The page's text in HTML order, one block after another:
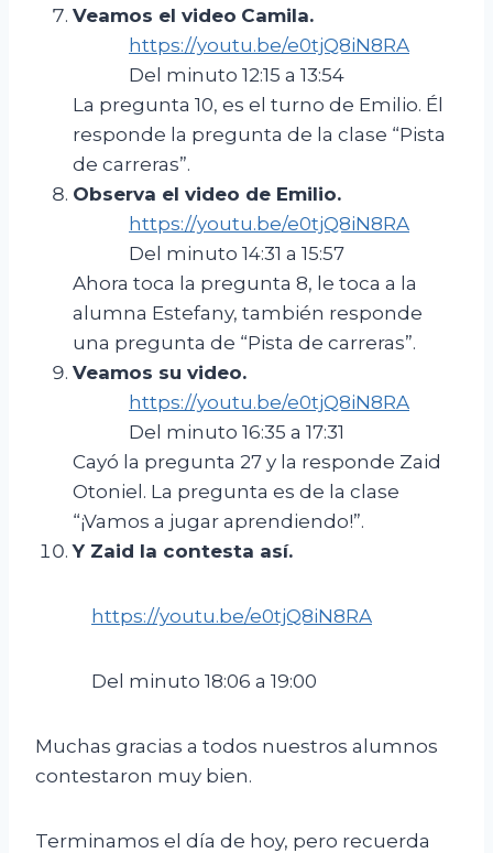
Veamos el video Camila.
https://youtu.be/e0tjQ8iN8RA
Del minuto 12:15 a 13:54
La pregunta 10, es el turno de Emilio. Él
responde la pregunta de la clase “Pista
de carreras”.
Observa el video de Emilio.
https://youtu.be/e0tjQ8iN8RA
Del minuto 14:31 a 15:57
Ahora toca la pregunta 8, le toca a la
alumna Estefany, también responde
una pregunta de “Pista de carreras”.
Veamos su video.
https://youtu.be/e0tjQ8iN8RA
Del minuto 16:35 a 17:31
Cayó la pregunta 27 y la responde Zaid
Otoniel. La pregunta es de la clase
“¡Vamos a jugar aprendiendo!”.
Y Zaid la contesta así.
https://youtu.be/e0tjQ8iN8RA
Del minuto 18:06 a 19:00
Muchas gracias a todos nuestros alumnos
contestaron muy bien.
Terminamos el día de hoy, pero recuerda